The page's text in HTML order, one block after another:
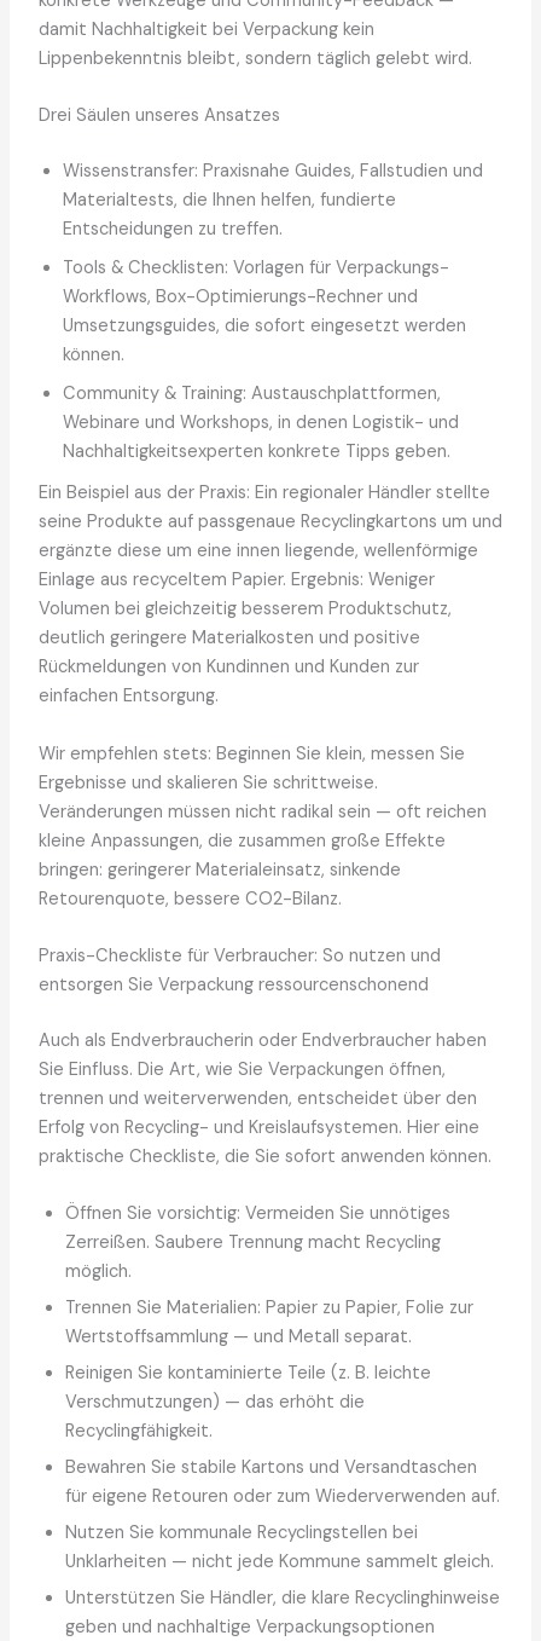
damit Nachhaltigkeit bei Verpackung kein
Lippenbekenntnis bleibt, sondern täglich gelebt wird.
Drei Säulen unseres Ansatzes
Wissenstransfer: Praxisnahe Guides, Fallstudien und
Materialtests, die Ihnen helfen, fundierte
Entscheidungen zu treffen.
Tools & Checklisten: Vorlagen für Verpackungs-
Workflows, Box-Optimierungs-Rechner und
Umsetzungsguides, die sofort eingesetzt werden
können.
Community & Training: Austauschplattformen,
Webinare und Workshops, in denen Logistik- und
Nachhaltigkeitsexperten konkrete Tipps geben.
Ein Beispiel aus der Praxis: Ein regionaler Händler stellte
seine Produkte auf passgenaue Recyclingkartons um und
ergänzte diese um eine innen liegende, wellenförmige
Einlage aus recyceltem Papier. Ergebnis: Weniger
Volumen bei gleichzeitig besserem Produktschutz,
deutlich geringere Materialkosten und positive
Rückmeldungen von Kundinnen und Kunden zur
einfachen Entsorgung.
Wir empfehlen stets: Beginnen Sie klein, messen Sie
Ergebnisse und skalieren Sie schrittweise.
Veränderungen müssen nicht radikal sein — oft reichen
kleine Anpassungen, die zusammen große Effekte
bringen: geringerer Materialeinsatz, sinkende
Retourenquote, bessere CO2-Bilanz.
Praxis-Checkliste für Verbraucher: So nutzen und
entsorgen Sie Verpackung ressourcenschonend
Auch als Endverbraucherin oder Endverbraucher haben
Sie Einfluss. Die Art, wie Sie Verpackungen öffnen,
trennen und weiterverwenden, entscheidet über den
Erfolg von Recycling- und Kreislaufsystemen. Hier eine
praktische Checkliste, die Sie sofort anwenden können.
Öffnen Sie vorsichtig: Vermeiden Sie unnötiges
Zerreißen. Saubere Trennung macht Recycling
möglich.
Trennen Sie Materialien: Papier zu Papier, Folie zur
Wertstoffsammlung — und Metall separat.
Reinigen Sie kontaminierte Teile (z. B. leichte
Verschmutzungen) — das erhöht die
Recyclingfähigkeit.
Bewahren Sie stabile Kartons und Versandtaschen
für eigene Retouren oder zum Wiederverwenden auf.
Nutzen Sie kommunale Recyclingstellen bei
Unklarheiten — nicht jede Kommune sammelt gleich.
Unterstützen Sie Händler, die klare Recyclinghinweise
geben und nachhaltige Verpackungsoptionen